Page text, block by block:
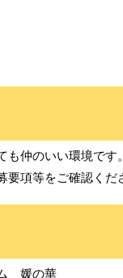
も仲のいい環境です
要項等をご確認くだ
媛の華